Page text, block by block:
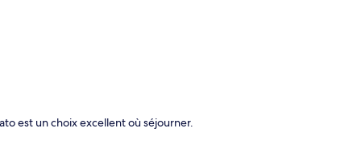
est un choix excellent où séjourner.